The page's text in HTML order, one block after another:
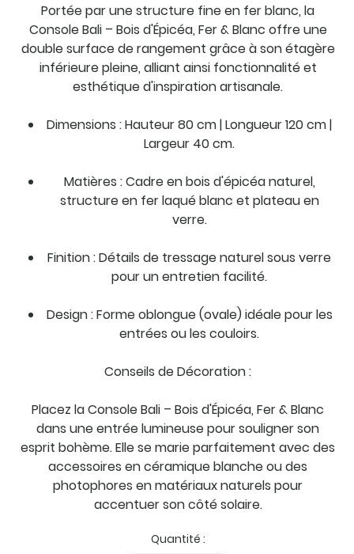
Portée par une structure fine en fer blanc, la
Console Bali – Bois d'Épicéa, Fer & Blanc offre une
double surface de rangement grâce à son étagère
inférieure pleine, alliant ainsi fonctionnalité et
esthétique d'inspiration artisanale.
Dimensions : Hauteur 80 cm | Longueur 120 cm |
Largeur 40 cm.
Matières : Cadre en bois d'épicéa naturel,
structure en fer laqué blanc et plateau en
verre.
Finition : Détails de tressage naturel sous verre
pour un entretien facilité.
Design : Forme oblongue (ovale) idéale pour les
entrées ou les couloirs.
Conseils de Décoration :
Placez la Console Bali – Bois d'Épicéa, Fer & Blanc
dans une entrée lumineuse pour souligner son
esprit bohème. Elle se marie parfaitement avec des
accessoires en céramique blanche ou des
photophores en matériaux naturels pour
accentuer son côté solaire.
Quantité :